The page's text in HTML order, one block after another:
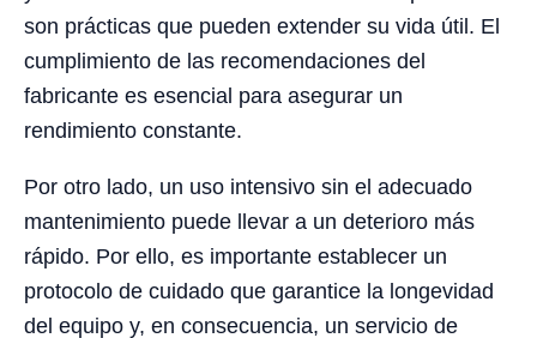
son prácticas que pueden extender su vida útil. El
cumplimiento de las recomendaciones del
fabricante es esencial para asegurar un
rendimiento constante.
Por otro lado, un uso intensivo sin el adecuado
mantenimiento puede llevar a un deterioro más
rápido. Por ello, es importante establecer un
protocolo de cuidado que garantice la longevidad
del equipo y, en consecuencia, un servicio de